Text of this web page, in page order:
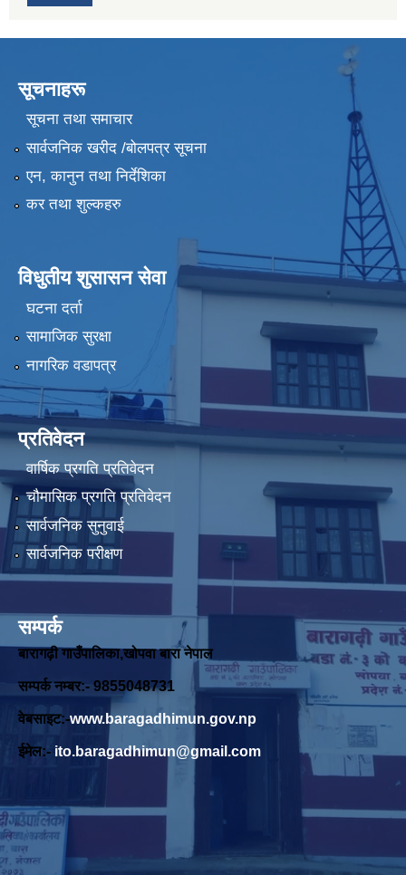
सूचनाहरू
सूचना तथा समाचार
सार्वजनिक खरीद /बोलपत्र सूचना
एन, कानुन तथा निर्देशिका
कर तथा शुल्कहरु
विधुतीय शुसासन सेवा
घटना दर्ता
सामाजिक सुरक्षा
नागरिक वडापत्र
प्रतिवेदन
वार्षिक प्रगति प्रतिवेदन
चौमासिक प्रगति प्रतिवेदन
सार्वजनिक सुनुवाई
सार्वजनिक परीक्षण
सम्पर्क
बारागढ़ी गाउँपालिका,खोपवा बारा नेपाल
सम्पर्क नम्बर:- 9855048731
वेबसाइट:-www.baragadhimun.gov.np
ईमेल:- ito.baragadhimun@gmail.com